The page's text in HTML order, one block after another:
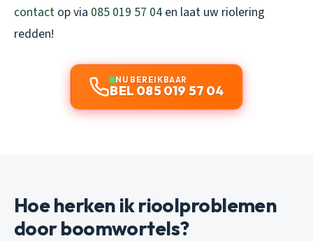
contact op via 085 019 57 04 en laat uw riolering
redden!
NU BEREIKBAAR
BEL 085 019 57 04
Hoe herken ik rioolproblemen
door boomwortels?